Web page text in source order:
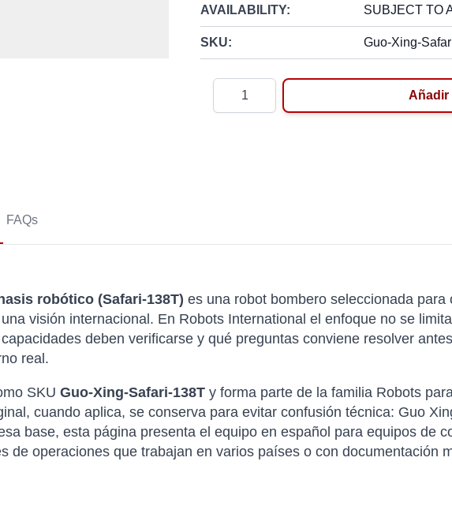
AVAILABILITY: SUBJECT TO
SKU: Guo-Xing-
Añadir
FAQs
robótico (Safari-138T) es una robot bombero seleccionada para
visión internacional. En Robots International el enfoque no se
deben verificarse y qué preguntas conviene resolver
real.
SKU Guo-Xing-Safari-138T y forma parte de la familia Robots
cuando aplica, se conserva para evitar confusión técnica: Guo
base, esta página presenta el equipo en español para equipos de
de operaciones que trabajan en varios países o con documentación